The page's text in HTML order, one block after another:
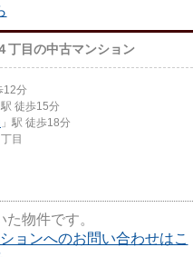
丁目の中古マンション
12分
駅 徒歩15分
」駅 徒歩18分
丁目
物件です。
ョンへのお問い合わせはこ